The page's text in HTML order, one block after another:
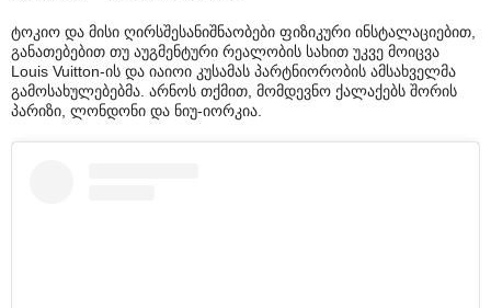
ტოკიო და მისი ღირსშესანიშნაობები ფიზიკური ინსტალაციებით,
განათებებით თუ აუგმენტური რეალობის სახით უკვე მოიცვა
Louis Vuitton-ის და იაიოი კუსამას პარტნიორობის ამსახველმა
გამოსახულებებმა. არნოს თქმით, მომდევნო ქალაქებს შორის
პარიზი, ლონდონი და ნიუ-იორკია.